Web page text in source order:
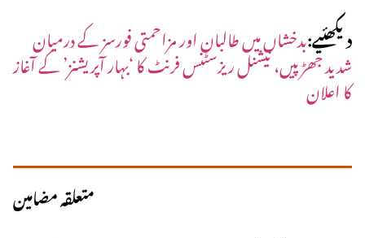
دیکھئیے:بدخشاں میں طالبان اور مزاحمتی فورسز کے درمیان
شدید جھڑپیں، نیشنل ریزسٹنس فرنٹ کا ‘بہار آپریشنز’ کے آغاز
کا اعلان
متعلقہ مضامین